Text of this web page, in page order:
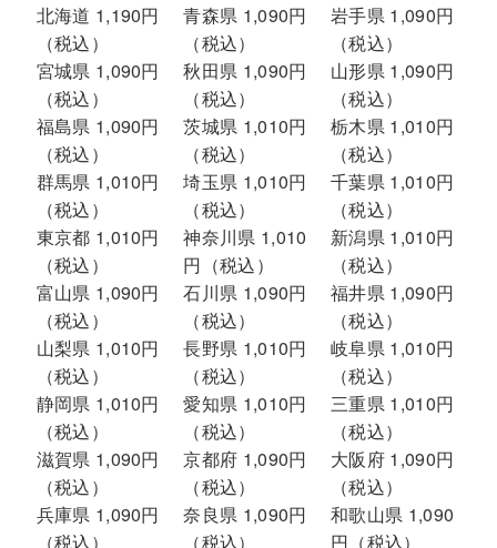
北海道 1,190円
（税込）
青森県 1,090円
（税込）
岩手県 1,090円
（税込）
宮城県 1,090円
（税込）
秋田県 1,090円
（税込）
山形県 1,090円
（税込）
福島県 1,090円
（税込）
茨城県 1,010円
（税込）
栃木県 1,010円
（税込）
群馬県 1,010円
（税込）
埼玉県 1,010円
（税込）
千葉県 1,010円
（税込）
東京都 1,010円
（税込）
神奈川県 1,010
円（税込）
新潟県 1,010円
（税込）
富山県 1,090円
（税込）
石川県 1,090円
（税込）
福井県 1,090円
（税込）
山梨県 1,010円
（税込）
長野県 1,010円
（税込）
岐阜県 1,010円
（税込）
静岡県 1,010円
（税込）
愛知県 1,010円
（税込）
三重県 1,010円
（税込）
滋賀県 1,090円
（税込）
京都府 1,090円
（税込）
大阪府 1,090円
（税込）
兵庫県 1,090円
（税込）
奈良県 1,090円
（税込）
和歌山県 1,090
円（税込）